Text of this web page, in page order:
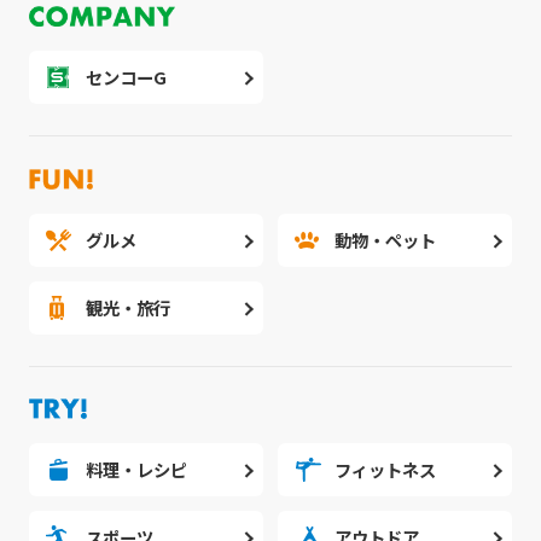
センコーG
グルメ 動物・ペット
観光・旅行
料理・レシピ フィットネス